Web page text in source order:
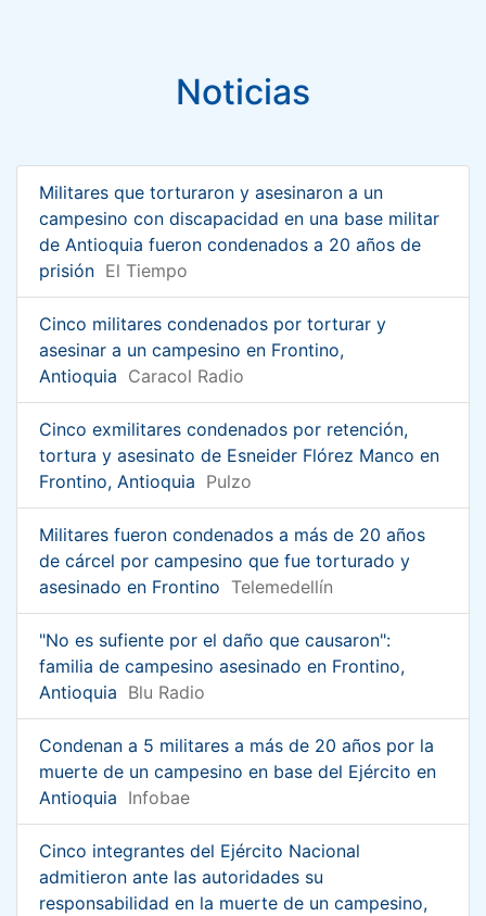
Noticias
Militares que torturaron y asesinaron a un
campesino con discapacidad en una base militar
de Antioquia fueron condenados a 20 años de
prisión El Tiempo
Cinco militares condenados por torturar y
asesinar a un campesino en Frontino,
Antioquia Caracol Radio
Cinco exmilitares condenados por retención,
tortura y asesinato de Esneider Flórez Manco en
Frontino, Antioquia Pulzo
Militares fueron condenados a más de 20 años
de cárcel por campesino que fue torturado y
asesinado en Frontino Telemedellín
"No es sufiente por el daño que causaron":
familia de campesino asesinado en Frontino,
Antioquia Blu Radio
Condenan a 5 militares a más de 20 años por la
muerte de un campesino en base del Ejército en
Antioquia Infobae
Cinco integrantes del Ejército Nacional
admitieron ante las autoridades su
responsabilidad en la muerte de un campesino,